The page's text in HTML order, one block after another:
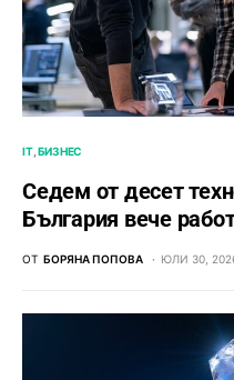
IT БИЗНЕС
Седем от десет
България вече
ОТ БОРЯНА ПОПОВА ЮЛИ 30,